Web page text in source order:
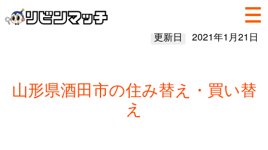
更新日 2021年1月21日
山形県酒田市の住み替え・買い替
え